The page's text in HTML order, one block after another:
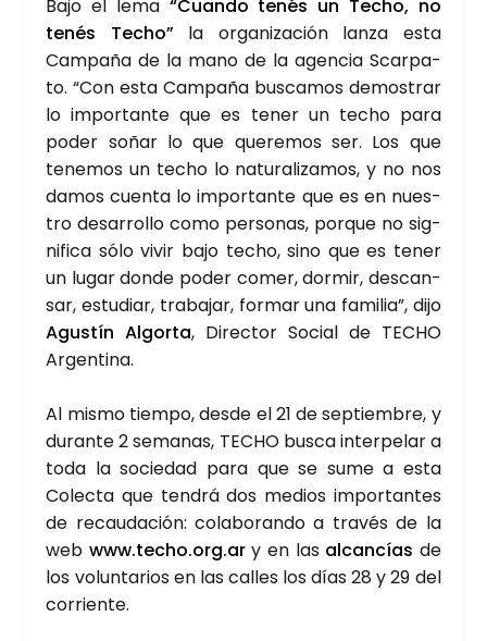
Bajo el lema “Cuan­do tenés un Techo, no
tenés Techo”la orga­ni­za­ción lan­za esta
Cam­pa­ña de la mano de la agen­cia Scar­pa­
to. “Con esta Cam­pa­ña bus­ca­mos demos­trar
lo impor­tan­te que es tener un techo para
poder soñar lo que que­re­mos ser. Los que
tene­mos un techo lo natu­ra­li­za­mos, y no nos
damos cuen­ta lo impor­tan­te que es en nues­
tro desa­rro­llo como per­so­nas, por­que no sig­
ni­fi­ca sólo vivir bajo techo, sino que es tener
un lugar don­de poder comer, dor­mir, des­can­
sar, estu­diar, tra­ba­jar, for­mar una fami­lia”, dijo
Agus­tín Algor­ta, Direc­tor Social de TECHO
Argen­ti­na.
Al mis­mo tiem­po, des­de el 21 de sep­tiem­bre, y
duran­te 2 sema­nas, TECHO bus­ca inter­pe­lar a
toda la socie­dad para que se sume a esta
Colec­ta que ten­drá dos medios impor­tan­tes
de recau­da­ción: cola­bo­ran­do a tra­vés de la
web www.techo.org.ary en las alcan­cías de
los volun­ta­rios en las calles los días 28 y 29 del
corrien­te.